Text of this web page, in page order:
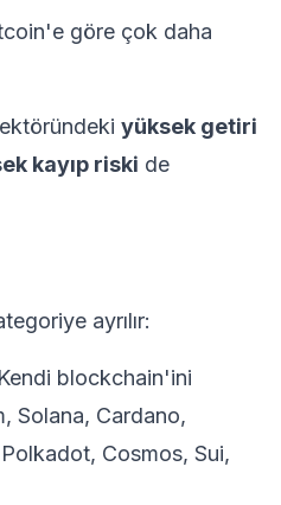
göre çok daha
yüksek getiri
kayıp riski de
ayrılır:
blockchain'ini
Solana, Cardano,
Cosmos, Sui,